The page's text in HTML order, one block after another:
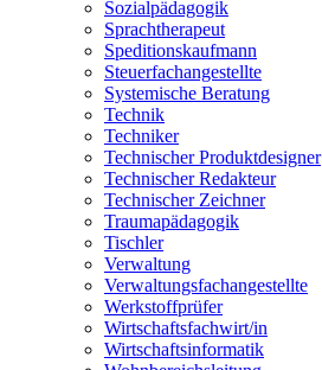
Sozialpädagogik
Sprachtherapeut
Speditionskaufmann
Steuerfachangestellte
Systemische Beratung
Technik
Techniker
Technischer Produktdesigner
Technischer Redakteur
Technischer Zeichner
Traumapädagogik
Tischler
Verwaltung
Verwaltungsfachangestellte
Werkstoffprüfer
Wirtschaftsfachwirt/in
Wirtschaftsinformatik